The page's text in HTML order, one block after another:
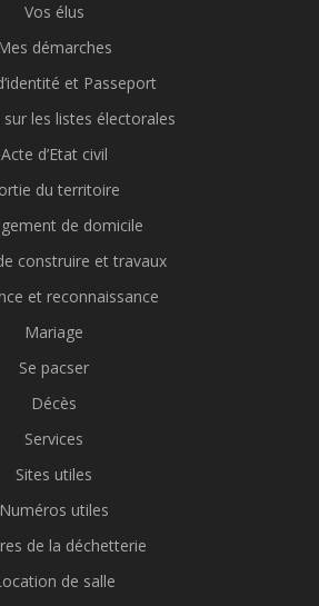
Vos élus
Mes démarches
et Passeport
sur les listes électorales
Acte d’Etat civil
du territoire
de domicile
construire et travaux
et reconnaissance
Mariage
Se pacser
Décès
Services
Sites utiles
Numéros utiles
de la déchetterie
de salle